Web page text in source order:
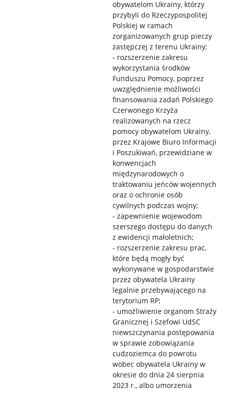
obywatelom Ukrainy, którzy
przybyli do Rzeczypospolitej
Polskiej w ramach
zorganizowanych grup pieczy
zastępczej z terenu Ukrainy;
- rozszerzenie zakresu
wykorzystania środków
Funduszu Pomocy, poprzez
uwzględnienie możliwości
finansowania zadań Polskiego
Czerwonego Krzyża
realizowanych na rzecz
pomocy obywatelom Ukrainy,
przez Krajowe Biuro Informacji
i Poszukiwań, przewidziane w
konwencjach
międzynarodowych o
traktowaniu jeńców wojennych
oraz o ochronie osób
cywilnych podczas wojny;
- zapewnienie wojewodom
szerszego dostępu do danych
z ewidencji małoletnich;
- rozszerzenie zakresu prac,
które będą mogły być
wykonywane w gospodarstwie
przez obywatela Ukrainy
legalnie przebywającego na
terytorium RP;
- umożliwienie organom Straży
Granicznej i Szefowi UdSC
niewszczynania postępowania
w sprawie zobowiązania
cudzoziemca do powrotu
wobec obywatela Ukrainy w
okresie do dnia 24 sierpnia
2023 r., albo umorzenia